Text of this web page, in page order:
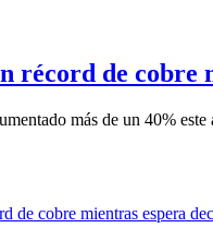
récord de cobre
más de un 40%